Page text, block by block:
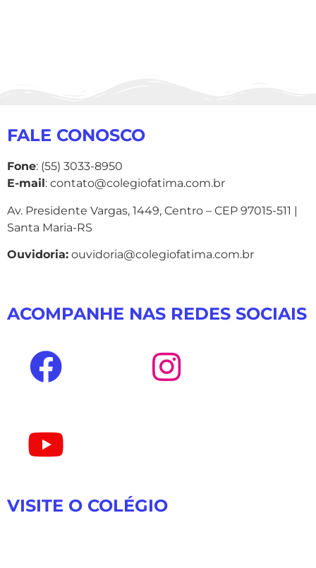
FALE CONOSCO
Fone: (55) 3033-8950
E-mail: contato@colegiofatima.com.br
Av. Presidente Vargas, 1449, Centro – CEP 97015-511 |
Santa Maria-RS
Ouvidoria: ouvidoria@colegiofatima.com.br
ACOMPANHE NAS REDES SOCIAIS
VISITE O COLÉGIO